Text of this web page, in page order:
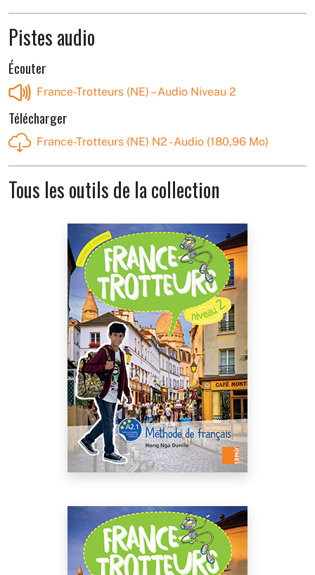
Pistes audio
Écouter
France-Trotteurs (NE) – Audio Niveau 2
Télécharger
France-Trotteurs (NE) N2 - Audio (180,96 Mo)
Tous les outils de la collection